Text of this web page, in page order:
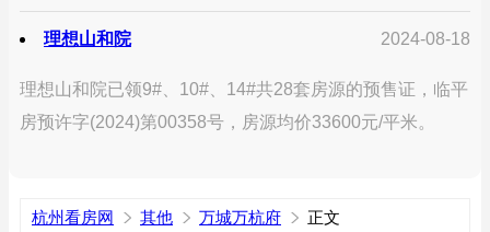
理想山和院 2024-08-18
理想山和院已领9#、10#、14#共28套房源的预售证，临平
房预许字(2024)第00358号，房源均价33600元/平米。
杭州看房网 其他 万城万杭府 正文